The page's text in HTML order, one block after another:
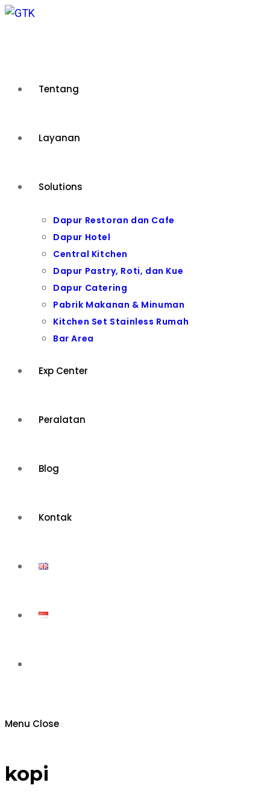
Skip
Tentang
Layanan
Solutions
Dapur Restoran dan Cafe
Dapur Hotel
Central Kitchen
Dapur Pastry, Roti, dan Kue
Dapur Catering
Pabrik Makanan & Minuman
Kitchen Set Stainless Rumah
Bar Area
Exp Center
Peralatan
Blog
Kontak
Menu Close
kopi